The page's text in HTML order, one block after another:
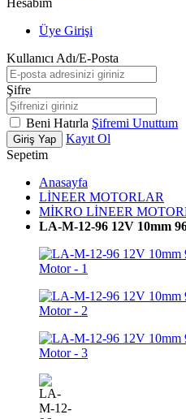
Hesabım
Üye Girişi
Kullanıcı Adı/E-Posta
Şifre
Beni Hatırla Şifremi Unuttum
Giriş Yap
Kayıt Ol
Sepetim
Anasayfa
LİNEER MOTORLAR
MİKRO LİNEER
LA-M-12-96 12V 10mm